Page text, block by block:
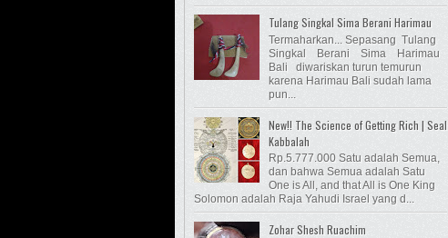
Tulang Singkal Sima Berani Harimau
Termaharkan... Sepasang Tulang
Singkal Berani Sima Harimau
Bali diwariskan turun temurun
karena Harimau Bali sudah lama
pun...
New!! The Science of Getting Rich | Seal
Kabbalah
Rp.5.777.000 Satu adalah Semua,
dan bahwa Semua adalah Satu
One is All, and that All is One King
Solomon adalah Raja Yahudi Israel yang d...
Zohar Shesh Ruachim